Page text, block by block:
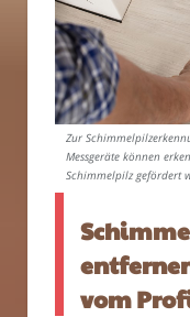
Zur
Messgeräte können
Schimmelpilz gefördert
vom